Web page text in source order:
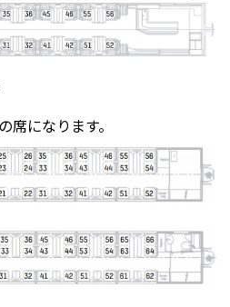
席になります。